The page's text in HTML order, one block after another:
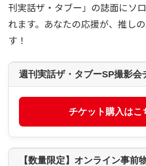
刊実話ザ・タブー」の誌面にソ
れます。あなたの応援が、推し
す！
週刊実話ザ・タブーSP撮影会
チケット購入はこ
【数量限定】オンライン事前